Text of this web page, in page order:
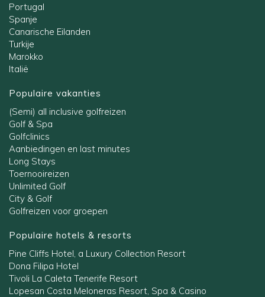
Portugal
Spanje
Canarische Eilanden
Turkije
Marokko
Italië
Populaire vakanties
(Semi) all inclusive golfreizen
Golf & Spa
Golfclinics
Aanbiedingen en last minutes
Long Stays
Toernooireizen
Unlimited Golf
City & Golf
Golfreizen voor groepen
Populaire hotels & resorts
Pine Cliffs Hotel, a Luxury Collection Resort
Dona Filipa Hotel
Tivoli La Caleta Tenerife Resort
Lopesan Costa Meloneras Resort, Spa & Casino